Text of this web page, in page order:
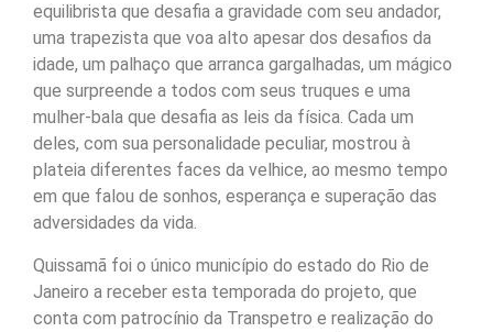
equilibrista que desafia a gravidade com seu andador,
uma trapezista que voa alto apesar dos desafios da
idade, um palhaço que arranca gargalhadas, um mágico
que surpreende a todos com seus truques e uma
mulher-bala que desafia as leis da física. Cada um
deles, com sua personalidade peculiar, mostrou à
plateia diferentes faces da velhice, ao mesmo tempo
em que falou de sonhos, esperança e superação das
adversidades da vida.
Quissamã foi o único município do estado do Rio de
Janeiro a receber esta temporada do projeto, que
conta com patrocínio da Transpetro e realização do